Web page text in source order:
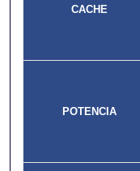
CACHE
POTENCIA